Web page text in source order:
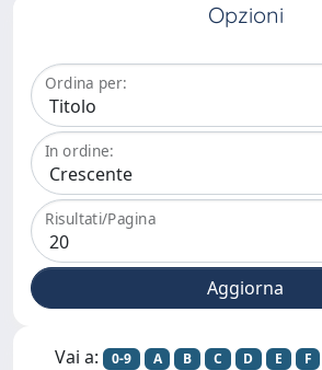
Opzioni
Ordina per:
In ordine:
Risultati/Pagina
Vai a: 0-9 A B C D E F